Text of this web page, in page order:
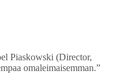
Piaskowski (Director,
omaleimaisemman.”